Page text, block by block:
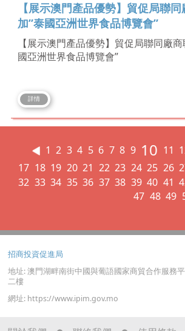
【展示澳門產品優勢】貿促局聯
加”泰國亞洲世界食品博覽會”
【展示澳門產品優勢】貿促局聯同廠
國亞洲世界食品博覽會”
詳情
1 2 3 4 5 6 7 8 9 10 11
17 18 19 20 21 22 23 24 25 26
32 33 34 35 36 37 38 39 40 41
47 48 49
招商投資促進局
地址: 澳門湖畔南街中國與葡語國家商貿合作服務
二樓
網址: https://www.ipim.gov.mo